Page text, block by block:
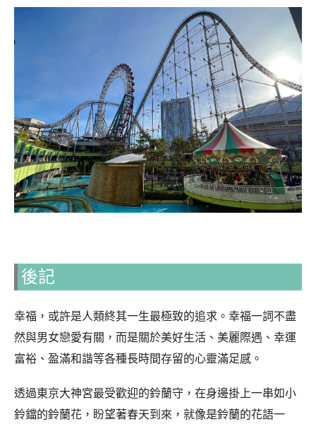
後記
幸福，或許是人類終其一生最極致的追求。幸福一詞不盡
然與男女戀愛有關，而是關於美好生活、美麗際遇、幸運
富裕、盈滿和諧等各種長時間存留的心靈滿足感。
透過東京大神宮最受歡迎的鈴蘭守，在身邊掛上一串如小
鈴鐺的鈴蘭花，盼望著春天到來，就像是鈴蘭的花語一